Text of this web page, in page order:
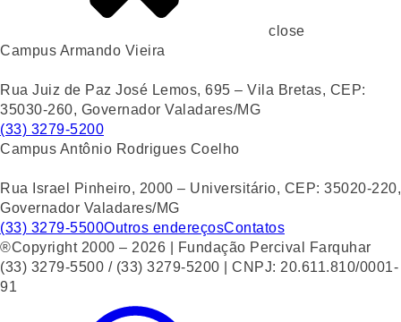
close
Campus Armando Vieira
Rua Juiz de Paz José Lemos, 695 – Vila Bretas, CEP:
35030-260, Governador Valadares/MG
(33) 3279-5200
Campus Antônio Rodrigues Coelho
Rua Israel Pinheiro, 2000 – Universitário, CEP: 35020-220,
Governador Valadares/MG
(33) 3279-5500Outros endereçosContatos
®Copyright 2000 – 2026 | Fundação Percival Farquhar
(33) 3279-5500 / (33) 3279-5200 | CNPJ: 20.611.810/0001-
91